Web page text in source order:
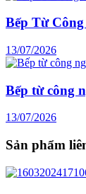
Bếp Từ
13/07/2026
Bếp từ công
13/07/2026
Sản phẩm